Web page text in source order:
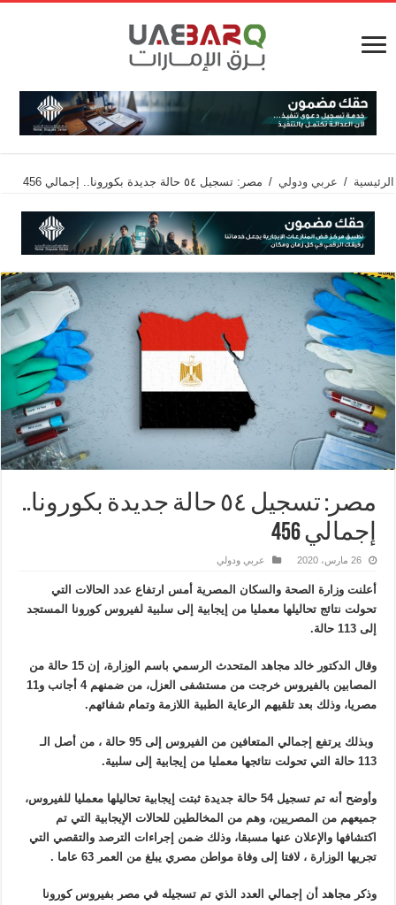
الرئيسية / عربي ودولي / مصر: تسجيل ٥٤ حالة جديدة بكورونا.. إجمالي 456
مصر: تسجيل ٥٤ حالة جديدة بكورونا..
إجمالي 456
26 مارس، 2020 عربي ودولي
أعلنت وزارة الصحة والسكان المصرية أمس ارتفاع عدد الحالات التي
تحولت نتائج تحاليلها معمليا من إيجابية إلى سلبية لفيروس كورونا المستجد
إلى 113 حالة.
وقال الدكتور خالد مجاهد المتحدث الرسمي باسم الوزارة، إن 15 حالة من
المصابين بالفيروس خرجت من مستشفى العزل، من ضمنهم 4 أجانب و11
مصريا، وذلك بعد تلقيهم الرعاية الطبية اللازمة وتمام شفائهم.
وبذلك يرتفع إجمالي المتعافين من الفيروس إلى 95 حالة ، من أصل الـ
113 حالة التي تحولت نتائجها معمليا من إيجابية إلى سلبية.
وأوضح أنه تم تسجيل 54 حالة جديدة ثبتت إيجابية تحاليلها معمليا للفيروس،
جميعهم من المصريين، وهم من المخالطين للحالات الإيجابية التي تم
اكتشافها والإعلان عنها مسبقا، وذلك ضمن إجراءات الترصد والتقصي التي
تجريها الوزارة ، لافتا إلى وفاة مواطن مصري يبلغ من العمر 63 عاما .
وذكر مجاهد أن إجمالي العدد الذي تم تسجيله في مصر بفيروس كورونا